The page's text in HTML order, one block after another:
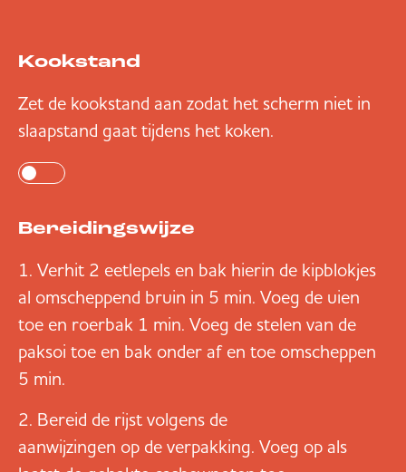
Kookstand
Zet de kookstand aan zodat het scherm niet in
slaapstand gaat tijdens het koken.
Bereidingswijze
Verhit 2 eetlepels en bak hierin de kipblokjes
al omscheppend bruin in 5 min. Voeg de uien
toe en roerbak 1 min. Voeg de stelen van de
paksoi toe en bak onder af en toe omscheppen
5 min.
Bereid de rijst volgens de
aanwijzingen op de verpakking. Voeg op als